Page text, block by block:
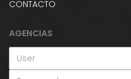
CONTACTO
AGENCIAS